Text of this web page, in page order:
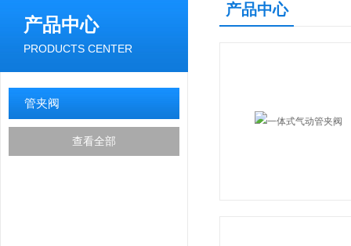
产品中心
PRODUCTS CENTER
管夹阀
查看全部
产品中心